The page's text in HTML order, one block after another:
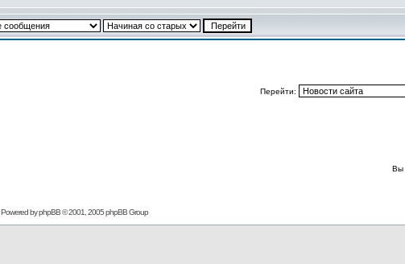
Перейти:
Вы
Powered by phpBB © 2001, 2005 phpBB Group